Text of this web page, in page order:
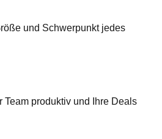
und Schwerpunkt jedes
produktiv und Ihre Deals